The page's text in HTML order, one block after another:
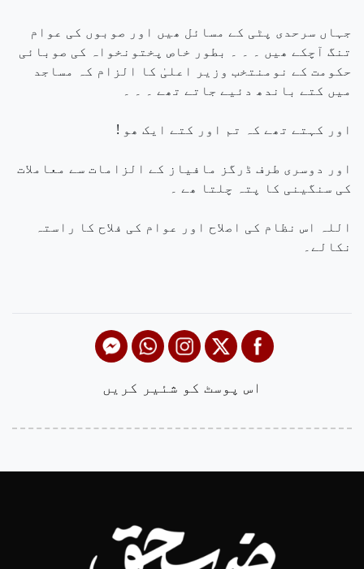
جہاں سرحدی پٹی کے مسائل ھیں اور صوبوں کی عوام
تنگ آچکے ھیں ۔ ۔ ۔ بطور خاص پختونخواہ کی صوبائی
حکومت کے نومنتخب وزیر اعلیٰ کا الزام کہ مساجد
میں کتے باندھ دئیے جاتے تھے ۔ ۔ ۔
اور کہتے تھے کہ تم اور کتے ایک ھو !
اور دوسری طرف ڈرگز مافیاز کے الزامات سے معاملات
کی سنگینی کا پتہ چلتا ھے ۔
اللہ اس نظام کی اصلاح اور عوام کی فلاح کا راستہ
نکالے۔
اس پوسٹ کو شئیر کریں